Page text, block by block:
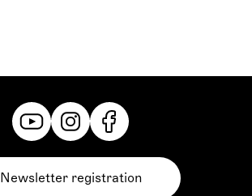
Newsletter registration